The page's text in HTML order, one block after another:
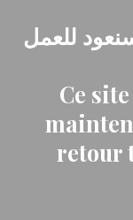
للعمل
Ce
retour